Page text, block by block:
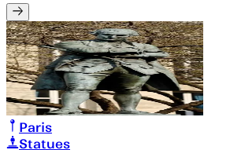
Paris
Statues